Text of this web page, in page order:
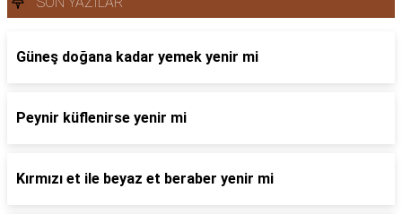
Güneş doğana kadar yemek yenir mi
Peynir küflenirse yenir mi
Kırmızı et ile beyaz et beraber yenir mi